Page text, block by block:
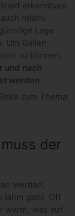
erkennbare
relativ
Lage
Um Gallen
zu können,
und nach
werden.
zum Thema
der
werden,
lahm geht. Oft
warm, was auf